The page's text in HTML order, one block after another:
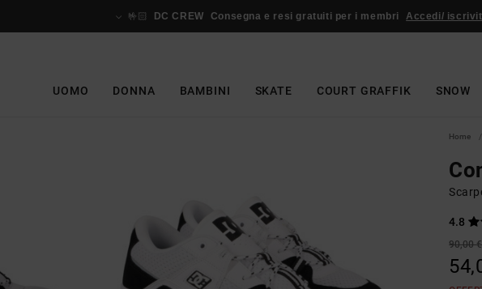
🤟🏻 DC CREW Consegna e resi gratuiti per i membri Accedi/
UOMO DONNA BAMBINI SKATE COURT GRAFFIK SNOW
Home
4.8
90,00 €